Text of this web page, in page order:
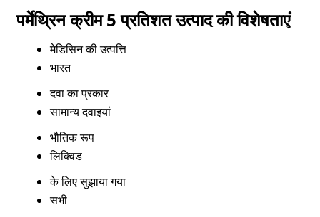
पर्मेथ्रिन क्रीम 5 प्रतिशत उत्पाद की विशेषताएं
मेडिसिन की उत्पत्ति
भारत
दवा का प्रकार
सामान्य दवाइयां
भौतिक रूप
लिक्विड
के लिए सुझाया गया
सभी